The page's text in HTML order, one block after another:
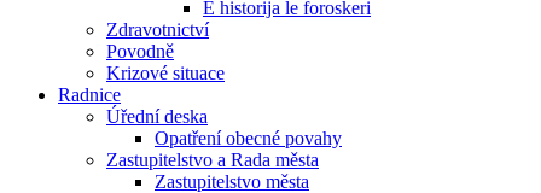
E historija le foroskeri
Zdravotnictví
Povodně
Krizové situace
Radnice
Úřední deska
Opatření obecné povahy
Zastupitelstvo a Rada města
Zastupitelstvo města